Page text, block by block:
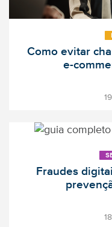
Como evitar
e-
Fraudes